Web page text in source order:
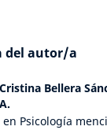
del autor/a
Bellera
en Psicología